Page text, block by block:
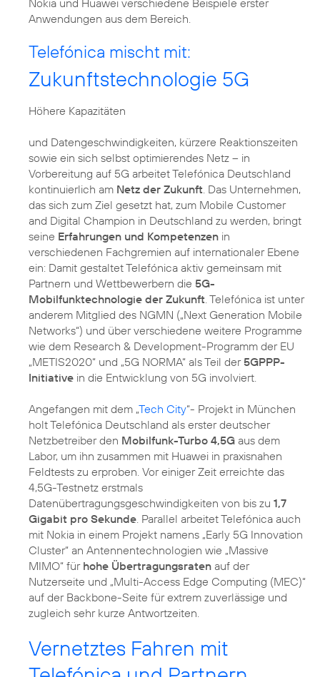
Anwendungen aus dem Bereich.
Telefónica mischt mit:
Zukunftstechnologie 5G
Höhere Kapazitäten
und Datengeschwindigkeiten, kürzere Reaktionszeiten
sowie ein sich selbst optimierendes Netz – in
Vorbereitung auf 5G arbeitet Telefónica Deutschland
kontinuierlich am Netz der Zukunft . Das Unternehmen,
das sich zum Ziel gesetzt hat, zum Mobile Customer
and Digital Champion in Deutschland zu werden, bringt
seine Erfahrungen und Kompetenzen in
verschiedenen Fachgremien auf internationaler Ebene
ein: Damit gestaltet Telefónica aktiv gemeinsam mit
Partnern und Wettbewerbern die 5G-
Mobilfunktechnologie der Zukunft . Telefónica ist unter
anderem Mitglied des NGMN („Next Generation Mobile
Networks“) und über verschiedene weitere Programme
wie dem Research & Development-Programm der EU
„METIS2020“ und „5G NORMA“ als Teil der5GPPP-
Initiative in die Entwicklung von 5G involviert.
Angefangen mit dem „Tech City“- Projekt in München
holt Telefónica Deutschland als erster deutscher
Netzbetreiber den Mobilfunk-Turbo 4,5G aus dem
Labor, um ihn zusammen mit Huawei in praxisnahen
Feldtests zu erproben. Vor einiger Zeit erreichte das
4,5G-Testnetz erstmals
Datenübertragungsgeschwindigkeiten von bis zu 1,7
Gigabit pro Sekunde . Parallel arbeitet Telefónica auch
mit Nokia in einem Projekt namens „Early 5G Innovation
Cluster“ an Antennentechnologien wie „Massive
MIMO“ für hohe Übertragungsraten auf der
Nutzerseite und „Multi-Access Edge Computing (MEC)“
auf der Backbone-Seite für extrem zuverlässige und
zugleich sehr kurze Antwortzeiten.
Vernetztes Fahren mit